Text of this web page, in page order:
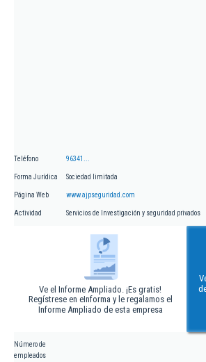
Teléfono 96341...
Forma Jurídica Sociedad limitada
Página Web www.ajpseguridad.com
Actividad Servicios de Investigación y seguridad privados
Ve el Informe Ampliado. ¡Es gratis!
Regístrese en eInforma y le regalamos el
Informe Ampliado de esta empresa
Número de
empleados